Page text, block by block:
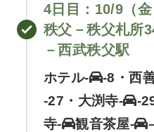
4日目 ：10/9（金
秩父－秩父札所
－西武秩父駅
ホテル- -8・西
-27・大渕寺-
-
寺-
観音茶屋-